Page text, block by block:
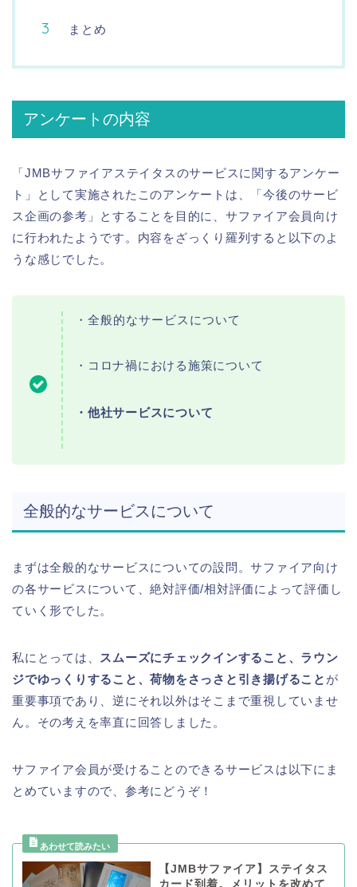
まとめ
アンケートの内容
「JMBサファイアステイタスのサービスに関するアンケー
ト」として実施されたこのアンケートは、「今後のサービ
ス企画の参考」とすることを目的に、サファイア会員向け
に行われたようです。内容をざっくり羅列すると以下のよ
うな感じでした。
・全般的なサービスについて
・コロナ禍における施策について
・他社サービスについて
全般的なサービスについて
まずは全般的なサービスについての設問。サファイア向け
の各サービスについて、絶対評価/相対評価によって評価し
ていく形でした。
私にとっては、 スムーズにチェックインすること、ラウン
ジでゆっくりすること、荷物をさっさと引き揚げること が
重要事項であり、逆にそれ以外はそこまで重視していませ
ん。その考えを率直に回答しました。
サファイア会員が受けることのできるサービスは以下にま
とめていますので、参考にどうぞ！
【JMBサファイア】ステイタス
カード到着。メリットを改めて